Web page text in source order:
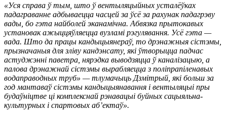
«Уся справа ў тым, што ў вентыляцыйных усталёўках
падаграванне адбываецца часцей за ўсё за рахунак падагрэву
вады, бо гэта найболей эканамічна. Абвязка прытокавых
установак ажыццяўляецца вузламі рэгулявання. Усё гэта —
вада. Што да працы кандыцыянераў, то дрэнажныя сістэмы,
прызначаныя для зліву кандэнсату, які ўтворыцца падчас
астуджэнні паветра, нярэдка выводзяцца ў каналізацыю, а
палова дрэнажнай сістэмы вырабляецца з поліпрапіленавых
водаправодных труб» — тлумачыць Дзмітрый, які больш за
год мантаваў сістэмы кандыцыянавання і вентыляцыі пры
будаўніцтве ці комплекснай рэнавацыі буйных сацыяльна-
культурных і спартовых аб’ектаў».